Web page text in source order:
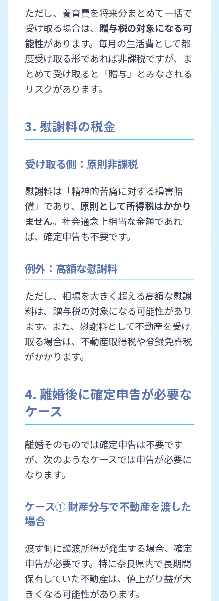
ただし、養育費を将来分まとめて一括で
受け取る場合は、 贈与税の対象になる可
能性があります。毎月の生活費として都
度受け取る形であれば非課税ですが、ま
とめて受け取ると「贈与」とみなされる
リスクがあります。
3. 慰謝料の税金
受け取る側：原則非課税
慰謝料は「精神的苦痛に対する損害賠
償」であり、 原則として所得税はかかり
ません。社会通念上相当な金額であれ
ば、確定申告も不要です。
例外：高額な慰謝料
ただし、相場を大きく超える高額な慰謝
料は、贈与税の対象になる可能性があり
ます。また、慰謝料として不動産を受け
取る場合は、不動産取得税や登録免許税
がかかります。
4. 離婚後に確定申告が必要な
ケース
離婚そのものでは確定申告は不要です
が、次のようなケースでは申告が必要に
なります。
ケース① 財産分与で不動産を渡した
場合
渡す側に譲渡所得が発生する場合、確定
申告が必要です。特に奈良県内で長期間
保有していた不動産は、値上がり益が大
きくなる可能性があります。